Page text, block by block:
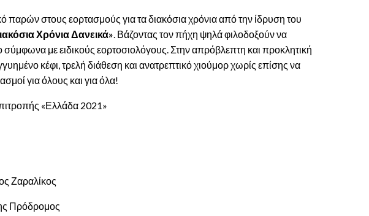
στους εορτασμούς για τα διακόσια χρόνια από την ίδρυση του
Χρόνια Δανεικά». Βάζοντας τον πήχη ψηλά φιλοδοξούν να
με ειδικούς εορτοσιολόγους. Στην απρόβλεπτη και προκλητική
κέφι, τρελή διάθεση και ανατρεπτικό χιούμορ χωρίς επίσης να
για όλους και για όλα!
«Ελλάδα 2021»
Ζαραλίκος
Πρόδρομος